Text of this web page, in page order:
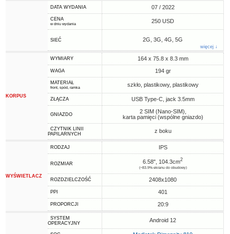
DATA WYDANIA 07 / 2022
CENA
w dniu wydania 250 USD
SIEĆ 2G, 3G, 4G, 5G
więcej ↓
KORPUS
WYMIARY 164 x 75.8 x 8.3 mm
WAGA 194 gr
MATERIAŁ
front, spód, ramka szkło, plastikowy, plastikowy
ZŁĄCZA USB Type-C, jack 3.5mm
GNIAZDO
2 SIM (Nano-SIM),
karta pamięci (wspólne gniazdo)
CZYTNIK LINII
PAPILARNYCH
z boku
WYŚWIETLACZ
RODZAJ IPS
ROZMIAR 6.58", 104.3cm2
(~83.9% ekranu do obudowy)
ROZDZIELCZOŚĆ 2408x1080
PPI 401
PROPORCJI 20:9
SYSTEM
OPERACYJNY
Android 12